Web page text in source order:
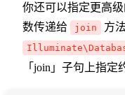
你还可以指定更高
数传递给
join 方
「join」子句上指定